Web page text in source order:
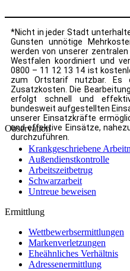
*Nicht in jeder Stadt
Gunsten unnötige
werden von unserer
Westfalen koordiniert und
0800 – 11 12 13 14 ist
zum Ortstarif nutzbar. Es
Zusatzkosten. Die
erfolgt schnell und
bundesweit aufgestellten
unserer Einsatzkräfte
und effektive Einsätze,
durchzuführen.
Observation
Krankgeschriebene
Außendienstkontrolle
Arbeitszeitbetrug
Schwarzarbeit
Untreue beweisen
Ermittlung
Wettbewerbsermittlungen
Markenverletzungen
Eheähnliches Verhältnis
Adressenermittlung